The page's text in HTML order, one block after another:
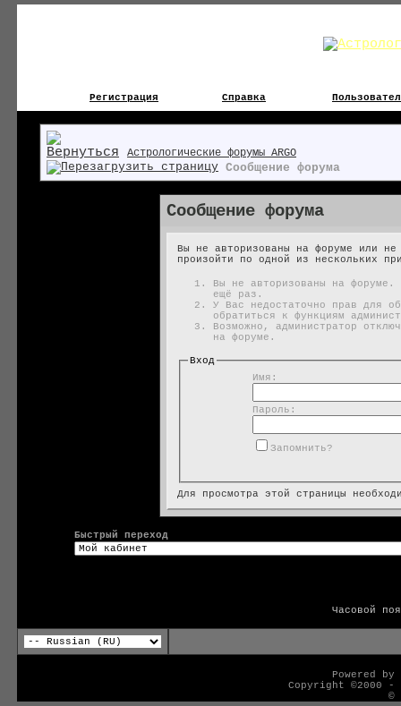
Регистрация Справка
Астрологические форумы ARGO
Сообщение форума
Сообщение форума
Вы не авторизованы на форуме или
произойти по одной из нескольких
Вы не авторизованы на форуме.
ещё раз.
У Вас недостаточно прав для
обратиться к функциям
Возможно, администратор
на форуме.
Вход
Имя:
Пароль:
Запомнить?
Для просмотра этой страницы
Быстрый переход
Часовой
Powered
Copyright ©2000
©